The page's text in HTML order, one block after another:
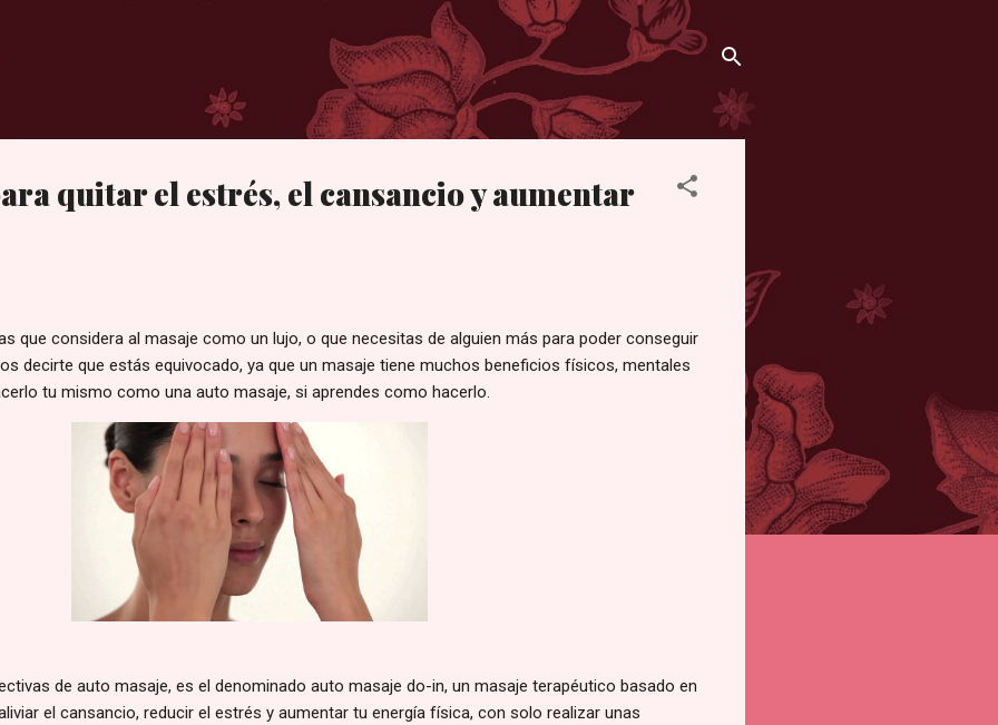
quitar el estrés, el cansancio y aumentar
que considera al masaje como un lujo, o que necesitas de alguien más para poder conseguir
decirte que estás equivocado, ya que un masaje tiene muchos beneficios físicos, mentales
tu mismo como una auto masaje, si aprendes como hacerlo.
de auto masaje, es el denominado auto masaje do-in, un masaje terapéutico basado en
el cansancio, reducir el estrés y aumentar tu energía física, con solo realizar unas